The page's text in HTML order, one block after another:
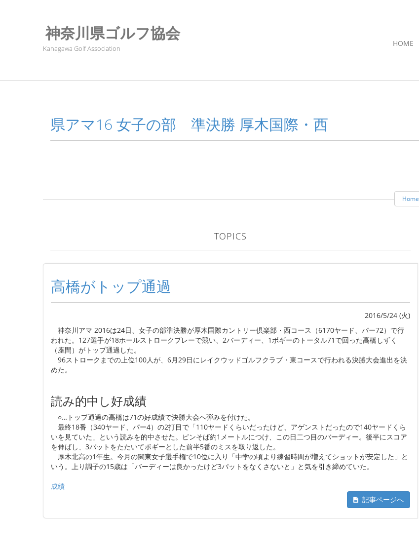
神奈川県ゴルフ協会
Kanagawa Golf Association
HOME
県アマ16 女子の部 準決勝 厚木国際・西
Home
TOPICS
高橋がトップ通過
2016/5/24 (火)
神奈川アマ 2016は24日、女子の部準決勝が厚木国際カントリー倶楽部・西コース（6170ヤード、パー72）で行
われた。127選手が18ホールストロークプレーで競い、2バーディー、1ボギーのトータル71で回った高橋しずく
（座間）がトップ通過した。
96ストロークまでの上位100人が、6月29日にレイクウッドゴルフクラブ・東コースで行われる決勝大会進出を決
めた。
読み的中し好成績
○…トップ通過の高橋は71の好成績で決勝大会へ弾みを付けた。
最終18番（340ヤード、パー4）の2打目で「110ヤードくらいだったけど、アゲンストだったので140ヤードくら
いを見ていた」という読みを的中させた。ピンそば約1メートルにつけ、この日二つ目のバーディー。後半にスコア
を伸ばし、3パットをたたいてボギーとした前半5番のミスを取り返した。
厚木北高の1年生。今月の関東女子選手権で10位に入り「中学の頃より練習時間が増えてショットが安定した」と
いう。上り調子の15歳は「バーディーは良かったけど3パットをなくさないと」と気を引き締めていた。
成績
記事ページへ